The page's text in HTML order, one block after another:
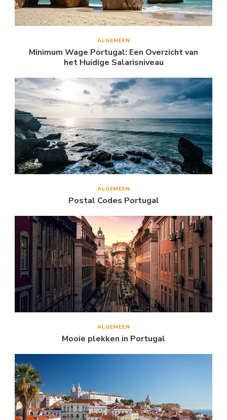
ALGEMEEN
Minimum Wage Portugal: Een Overzicht van
het Huidige Salarisniveau
ALGEMEEN
Postal Codes Portugal
ALGEMEEN
Mooie plekken in Portugal